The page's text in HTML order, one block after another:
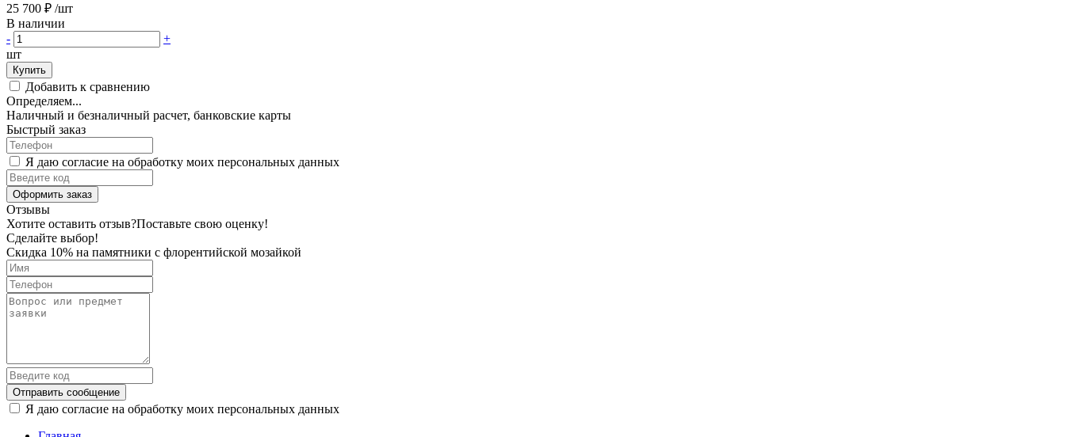
25 700 ₽ /шт
В наличии
-
+
шт
Купить
Добавить к сравнению
Определяем...
Наличный и безналичный расчет, банковские карты
Быстрый заказ
Я даю согласие на обработку моих персональных данных
Оформить заказ
Отзывы
Хотите оставить отзыв?Поставьте свою оценку!
Сделайте выбор!
Скидка 10% на памятники с флорентийской мозайкой
Отправить сообщение
Я даю согласие на обработку моих персональных данных